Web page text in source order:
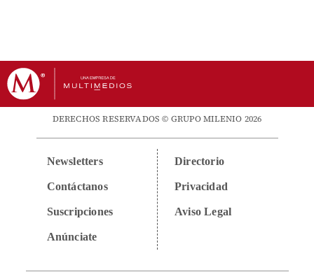
DERECHOS RESERVADOS © GRUPO MILENIO 2026
Newsletters
Contáctanos
Suscripciones
Anúnciate
Directorio
Privacidad
Aviso Legal